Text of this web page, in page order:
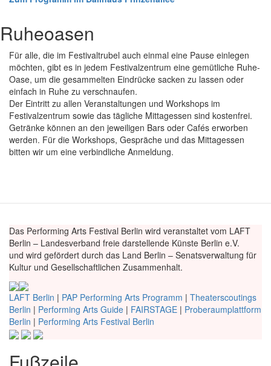
Ruheoasen
Für alle, die im Festivaltrubel auch einmal eine Pause einlegen
möchten, gibt es in jedem Festivalzentrum eine gemütliche Ruhe-
Oase, um die gesammelten Eindrücke sacken zu lassen oder
einfach in Ruhe zu verschnaufen.
Der Eintritt zu allen Veranstaltungen und Workshops im
Festivalzentrum sowie das tägliche Mittagessen sind kostenfrei.
Getränke können an den jeweiligen Bars oder Cafés erworben
werden. Für die Workshops, Gespräche und das Mittagessen
bitten wir um eine verbindliche Anmeldung.
Das Performing Arts Festival Berlin wird veranstaltet vom LAFT
Berlin – Landesverband freie darstellende Künste Berlin e.V.
und wird gefördert durch das Land Berlin – Senatsverwaltung für
Kultur und Gesellschaftlichen Zusammenhalt.
LAFT Berlin | PAP Performing Arts Programm | Theaterscoutings
Berlin | Performing Arts Guide | FAIRSTAGE | Proberaumplattform
Berlin | Performing Arts Festival Berlin